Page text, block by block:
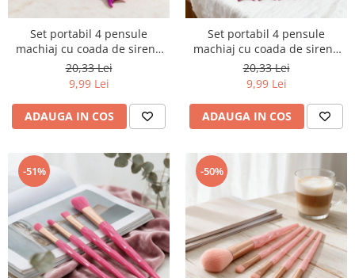
Set portabil 4 pensule
machiaj cu coada de sirena
SL-6004albastru
20,33 Lei
9,99 Lei
ADAUGA IN COS
Set portabil 4 pensule
machiaj cu coada de sirena
SL-6004roz
20,33 Lei
9,99 Lei
ADAUGA IN COS
-51% -50%